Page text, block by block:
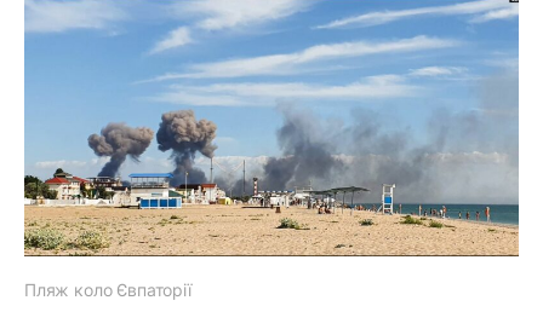
Пляж коло Євпаторії